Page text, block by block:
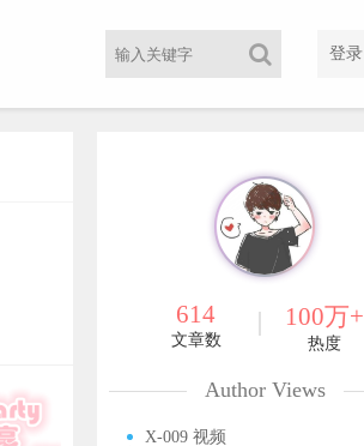
登录
614
文章数
100万+
热度
Author Views
X-009 视频